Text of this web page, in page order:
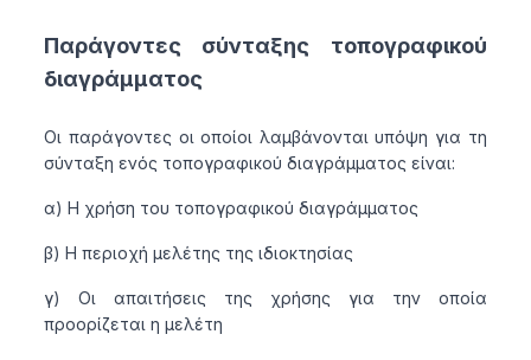
Παράγοντες σύνταξης τοπογραφικού
διαγράμματος
Οι παράγοντες οι οποίοι λαμβάνονται υπόψη για τη
σύνταξη ενός τοπογραφικού διαγράμματος είναι:
α) Η χρήση του τοπογραφικού διαγράμματος
β) Η περιοχή μελέτης της ιδιοκτησίας
γ) Οι απαιτήσεις της χρήσης για την οποία
προορίζεται η μελέτη